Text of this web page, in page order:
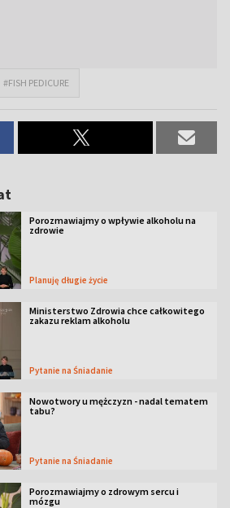
#FISH PEDICURE
Porozmawiajmy o wpływie alkoholu na
zdrowie
Planuję długie życie
Ministerstwo Zdrowia chce całkowitego
zakazu reklam alkoholu
Pytanie na Śniadanie
Nowotwory u mężczyzn - nadal tematem
tabu?
Pytanie na Śniadanie
Porozmawiajmy o zdrowym sercu i
mózgu